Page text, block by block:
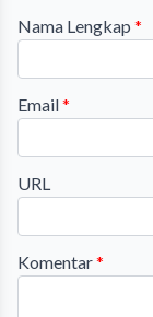
Nama Lengkap *
Email*
URL
Komentar*